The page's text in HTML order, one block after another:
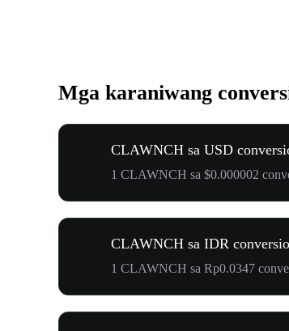
Mga karaniwang
CLAWNCH sa USD
1 CLAWNCH sa $0.000002
CLAWNCH sa IDR
1 CLAWNCH sa Rp0.0347